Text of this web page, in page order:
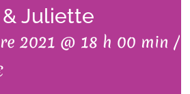
Juliette
2021 @ 18 h 00 min /